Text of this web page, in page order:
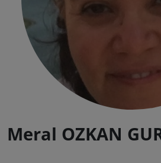
Meral OZKAN